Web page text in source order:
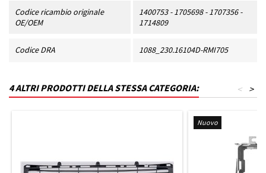
Codice ricambio originale
OE/OEM
1400753 - 1705698 - 1707356 -
1714809
Codice DRA 1088_230.16104D-RMI705
4 ALTRI PRODOTTI DELLA STESSA CATEGORIA: >
<
Nuovo